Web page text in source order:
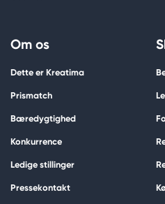
Om os
Dette er Kreatima
Prismatch
Bæredygtighed
Konkurrence
Ledige stillinger
Pressekontakt